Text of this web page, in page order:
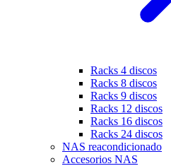
Racks 4 discos
Racks 8 discos
Racks 9 discos
Racks 12 discos
Racks 16 discos
Racks 24 discos
NAS reacondicionado
Accesorios NAS